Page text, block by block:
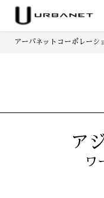
アーバネットコーポレーシ
ア
ワ